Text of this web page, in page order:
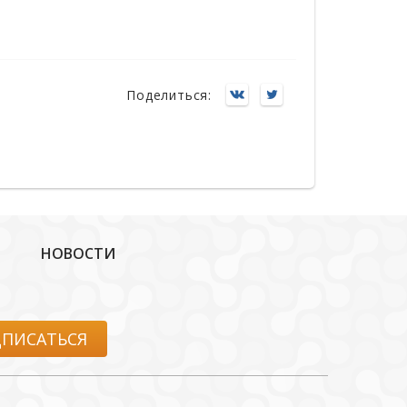
Поделиться:
НОВОСТИ